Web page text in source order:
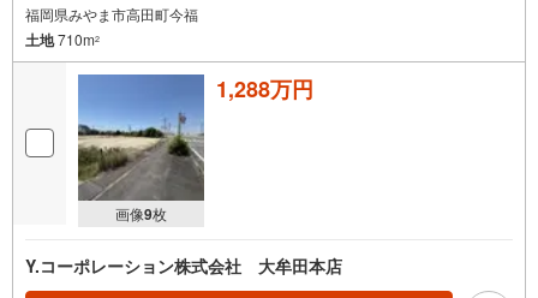
福岡県みやま市高田町今福
土地710m2
画像9枚
1,288万円
Y.コーポレーション株式会社 大牟田本店